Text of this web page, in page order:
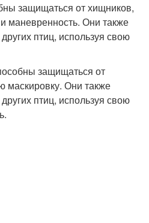
защищаться от хищников,
маневренность. Они также
птиц, используя свою
защищаться от
маскировку. Они также
птиц, используя свою